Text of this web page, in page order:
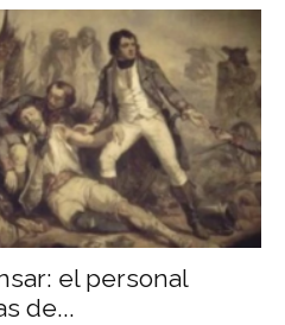
Hoy
el personal
de...